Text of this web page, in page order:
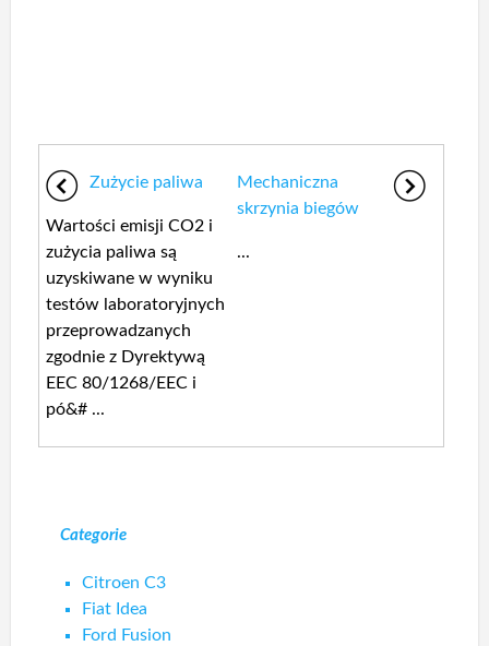
Zużycie paliwa
Wartości emisji CO2 i
zużycia paliwa są
uzyskiwane w wyniku
testów laboratoryjnych
przeprowadzanych
zgodnie z Dyrektywą
EEC 80/1268/EEC i
pó&# ...
Mechaniczna
skrzynia biegów
...
Categorie
Citroen C3
Fiat Idea
Ford Fusion